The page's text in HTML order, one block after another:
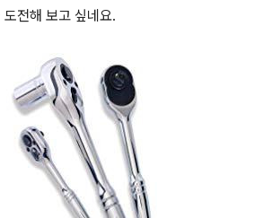
전해 보고 싶네요.